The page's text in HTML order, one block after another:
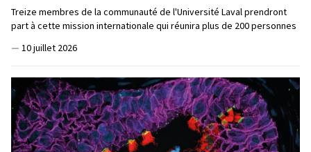
Treize membres de la communauté de l'Université Laval prendront
part à cette mission internationale qui réunira plus de 200 personnes
— 10 juillet 2026